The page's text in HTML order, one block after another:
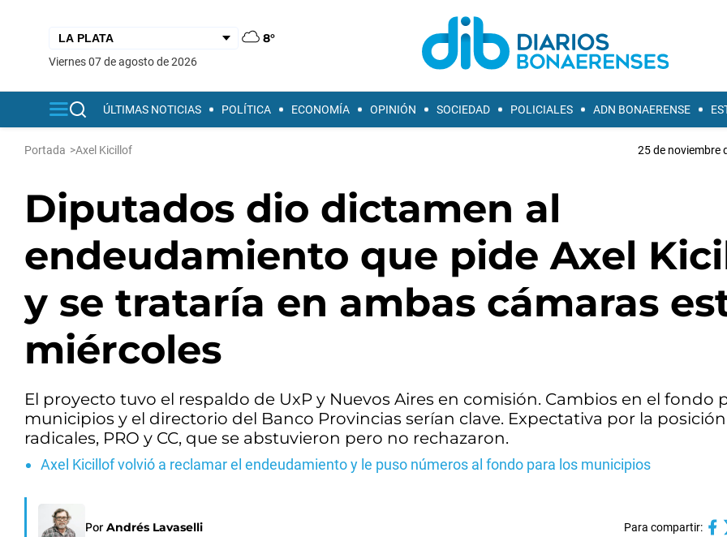
8°
viernes 07 de agosto de 2026
ÚLTIMAS NOTICIAS POLÍTICA ECONOMÍA OPINIÓN SOCIEDAD POLICIALES ADN BONAERENSE
Portada >Axel Kicillof 25 de noviembre
Diputados dio dictamen al
endeudamiento que pide Axel
y se trataría en ambas cámaras
miércoles
El proyecto tuvo el respaldo de UxP y Nuevos Aires en comisión. Cambios en el fondo
municipios y el directorio del Banco Provincias serían clave. Expectativa por la
radicales, PRO y CC, que se abstuvieron pero no rechazaron.
Axel Kicillof volvió a reclamar el endeudamiento y le puso números al fondo para los municipios
Por Andrés Lavaselli Para compartir: